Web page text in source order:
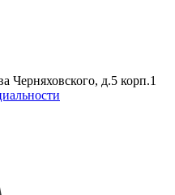
Черняховского, д.5 корп.1